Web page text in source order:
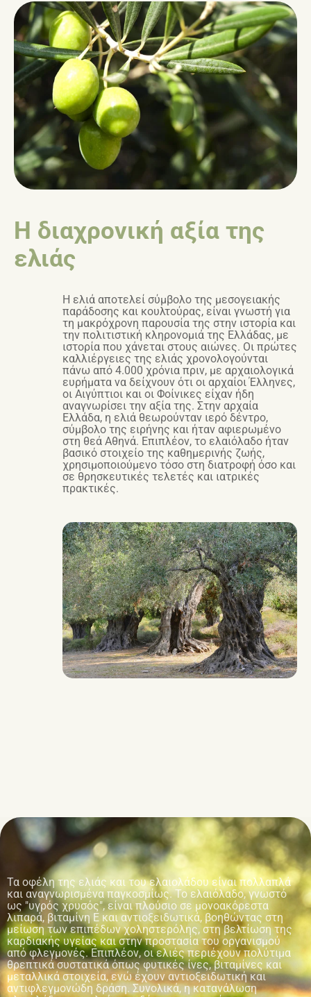
Η διαχρονική αξία της
ελιάς
Η ελιά αποτελεί σύμβολο της μεσογειακής
παράδοσης και κουλτούρας, είναι γνωστή για
τη μακρόχρονη παρουσία της στην ιστορία και
την πολιτιστική κληρονομιά της Ελλάδας, με
ιστορία που χάνεται στους αιώνες. Οι πρώτες
καλλιέργειες της ελιάς χρονολογούνται
πάνω από 4.000 χρόνια πριν, με αρχαιολογικά
ευρήματα να δείχνουν ότι οι αρχαίοι Έλληνες,
οι Αιγύπτιοι και οι Φοίνικες είχαν ήδη
αναγνωρίσει την αξία της. Στην αρχαία
Ελλάδα, η ελιά θεωρούνταν ιερό δέντρο,
σύμβολο της ειρήνης και ήταν αφιερωμένο
στη θεά Αθηνά. Επιπλέον, το ελαιόλαδο ήταν
βασικό στοιχείο της καθημερινής ζωής,
χρησιμοποιούμενο τόσο στη διατροφή όσο και
σε θρησκευτικές τελετές και ιατρικές
πρακτικές.
Τα οφέλη της ελιάς και του ελαιολάδου είναι πολλαπλά
και αναγνωρισμένα παγκοσμίως. Το ελαιόλαδο, γνωστό
ως "υγρός χρυσός", είναι πλούσιο σε μονοακόρεστα
λιπαρά, βιταμίνη Ε και αντιοξειδωτικά, βοηθώντας στη
μείωση των επιπέδων χοληστερόλης, στη βελτίωση της
καρδιακής υγείας και στην προστασία του οργανισμού
από φλεγμονές. Επιπλέον, οι ελιές περιέχουν πολύτιμα
θρεπτικά συστατικά όπως φυτικές ίνες, βιταμίνες και
μεταλλικά στοιχεία, ενώ έχουν αντιοξειδωτική και
αντιφλεγμονώδη δράση. Συνολικά, η κατανάλωση